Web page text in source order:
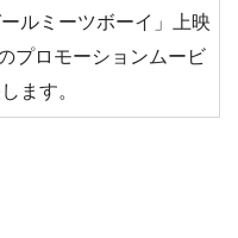
ルミーツボーイ」上映
プロモーションムービ
ます。